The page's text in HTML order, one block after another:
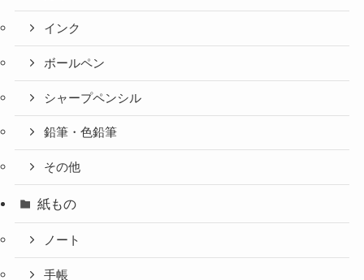
インク
ボールペン
シャープペンシル
鉛筆・色鉛筆
その他
紙もの
ノート
手帳